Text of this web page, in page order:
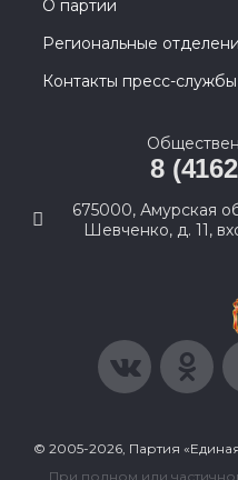
О партии
Региональные
Контакты пресс-службы
8
675000, Амурская
Шевченко, д. 11,
© 2005-2026, Партия
При полном или